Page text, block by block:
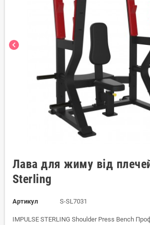
chevron_left
Лава для жиму від
Sterling
Артикул S-SL7031
IMPULSE STERLING Shoulder Press Bench